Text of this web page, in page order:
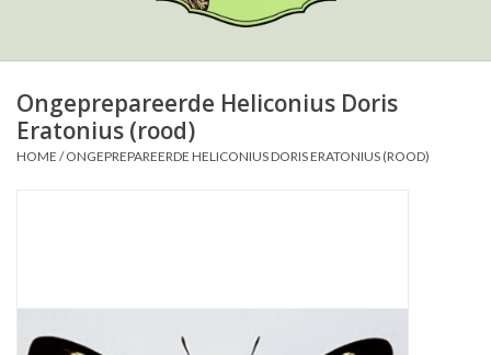
Nieuw
Sieraden
Prepareerbenodigdheden
Ongeprepareerde Heliconius Doris
Eratonius (rood)
HOME /ONGEPREPAREERDE HELICONIUS DORIS ERATONIUS (ROOD)